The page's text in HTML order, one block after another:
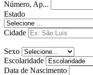
Número, Ap...
Estado
Cidade
Sexo
Escolaridade
Data de Nascimento